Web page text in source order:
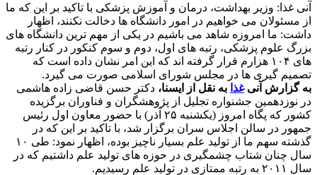
آنی غذا: وزیر بهداشت، درمان و آموزش پزشكی با تاكید بر این كه ما
از مسئولان می خواهیم در امور دانشگاه ها دخالت نكنند، اظهار
داشت: ما امروزه شاهد می باشیم در یكی از مهم ترین دانشگاه های
بزرگ علوم پزشكی، رتبه های اول، دوم و سوم كنكور در كنار رتبه
های ۱۰۴ هزارم قرار گرفته اند كه این امر نشان داده است كه
تصمیم گیری ها در مجلس شورای اسلامی صورت می گیرد.
به گزارش آنیغذا به نقل از ایسنا، دكتر حسن قاضی زاده هاشمی
در نوزدهمین جشنواره تجلیل از پژوهشگران و فناوران برگزیده
كشور كه پگاه امروز (یكشنبه ۲۵ آذر) با حضور معاون اول رئیس
جمهور در سالن اجلاس سران برگزار شد، با تاكید بر این كه در
گذشته سهم ما از تولید علم بسیار ناچیز بوده، اظهار نمود: طی ۱۰
سال چنان شتاب چشمگیری در حوزه های تولید علم داشتیم كه در
سال ۲۰۱۱ به رتبه ممتازی در تولید علم رسیدیم.